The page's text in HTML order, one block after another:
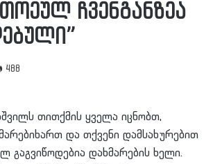
ჩვენგანზეა
488
თითქმის ყველა იცნობთ,
და თქვენი დამსახურებით
გაგვიწოდებია დახმარების ხელი.